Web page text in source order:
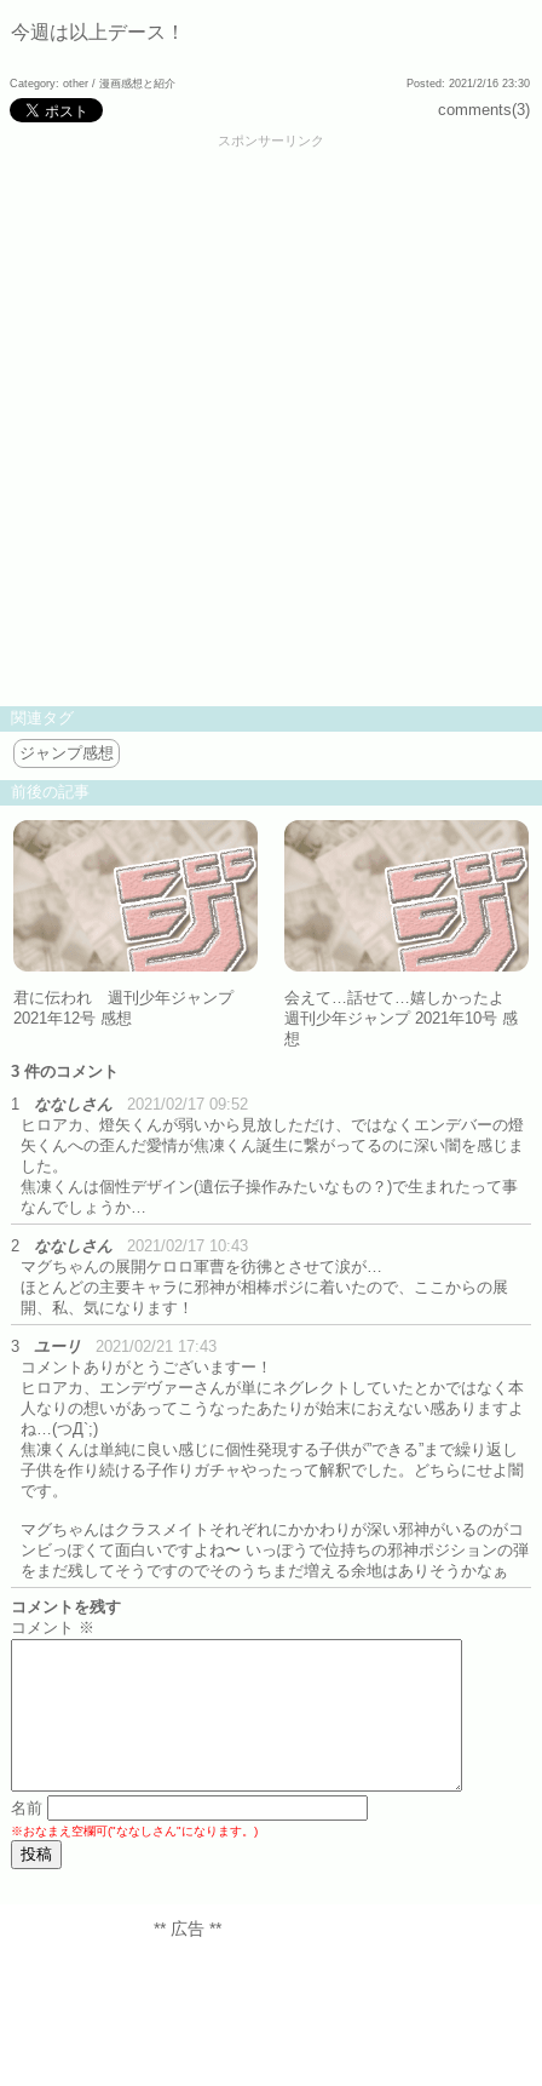
今週は以上デース！
Category: other / 漫画感想と紹介 Posted: 2021/2/16 23:30
comments(3)
スポンサーリンク
関連タグ
ジャンプ感想
前後の記事
君に伝われ 週刊少年ジャンプ
2021年12号 感想
会えて…話せて…嬉しかったよ
週刊少年ジャンプ 2021年10号 感
想
3 件のコメント
1
ななしさん
2021/02/17 09:52
ヒロアカ、燈矢くんが弱いから見放しただけ、ではなくエンデバーの燈
矢くんへの歪んだ愛情が焦凍くん誕生に繋がってるのに深い闇を感じま
した。
焦凍くんは個性デザイン(遺伝子操作みたいなもの？)で生まれたって事
なんでしょうか…
2 ななしさん
2021/02/17 10:43
マグちゃんの展開ケロロ軍曹を彷彿とさせて涙が…
ほとんどの主要キャラに邪神が相棒ポジに着いたので、ここからの展
開、私、気になります！
3 ユーリ
2021/02/21 17:43
コメントありがとうございますー！
ヒロアカ、エンデヴァーさんが単にネグレクトしていたとかではなく本
人なりの想いがあってこうなったあたりが始末におえない感ありますよ
ね…(つД`;)
焦凍くんは単純に良い感じに個性発現する子供が”できる”まで繰り返し
子供を作り続ける子作りガチャやったって解釈でした。どちらにせよ闇
です。
マグちゃんはクラスメイトそれぞれにかかわりが深い邪神がいるのがコ
ンビっぽくて面白いですよね〜 いっぽうで位持ちの邪神ポジションの弾
をまだ残してそうですのでそのうちまだ増える余地はありそうかなぁ
コメントを残す
コメント ※
名前
※おなまえ空欄可("ななしさん"になります。)
** 広告 **